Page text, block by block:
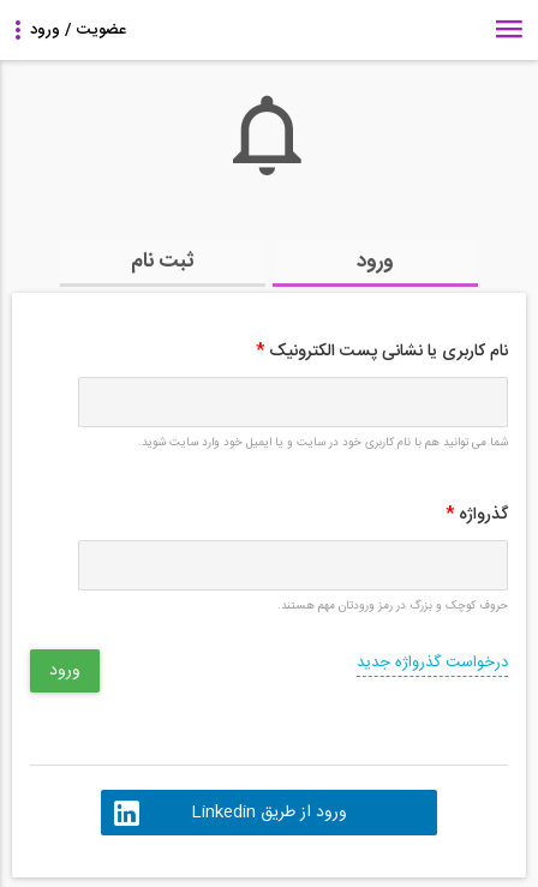
ورود ثبت نام
نام کاربری یا نشانی پست الکترونیک *
شما می توانید هم با نام کاربری خود در سایت و یا ایمیل خود وارد سایت شوید.
گذرواژه *
حروف کوچک و بزرگ در رمز ورودتان مهم هستند.
درخواست گذرواژه جدید
ورود از طریق Linkedin